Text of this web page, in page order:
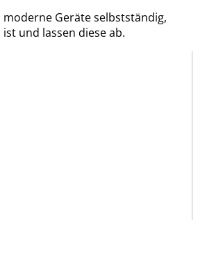
Geräte selbstständig,
und lassen diese ab.